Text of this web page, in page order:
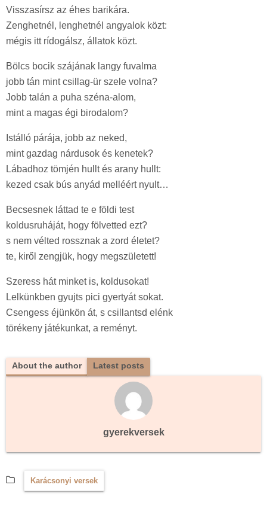
Visszasírsz az éhes barikára.
Zenghetnél, lenghetnél angyalok közt:
mégis itt rídogálsz, állatok közt.
Bölcs bocik szájának langy fuvalma
jobb tán mint csillag-ür szele volna?
Jobb talán a puha széna-alom,
mint a magas égi birodalom?
Istálló párája, jobb az neked,
mint gazdag nárdusok és kenetek?
Lábadhoz tömjén hullt és arany hullt:
kezed csak bús anyád melléért nyult…
Becsesnek láttad te e földi test
koldusruháját, hogy fölvetted ezt?
s nem vélted rossznak a zord életet?
te, kiről zengjük, hogy megszületett!
Szeress hát minket is, koldusokat!
Lelkünkben gyujts pici gyertyát sokat.
Csengess éjünkön át, s csillantsd elénk
törékeny játékunkat, a reményt.
About the author Latest posts
gyerekversek
Karácsonyi versek